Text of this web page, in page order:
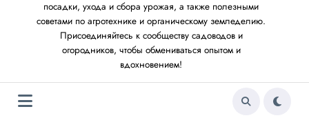
посадки, ухода и сбора урожая, а также полезными
советами по агротехнике и органическому земледелию.
Присоединяйтесь к сообществу садоводов и
огородников, чтобы обмениваться опытом и
вдохновением!